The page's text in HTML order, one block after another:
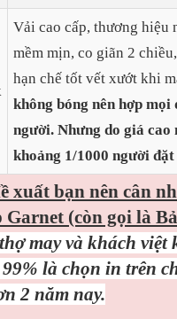
Vải cao cấp, thương hiệu
mềm mịn, co giãn 2
hạn chế tốt vết xướt khi
không bóng nên hợp mọi
người. Nhưng do giá cao
khoảng 1/1000 người đặt
xuất bạn nên cân
Garnet (còn gọi là
may và khách việt
là chọn in trên
2 năm nay.